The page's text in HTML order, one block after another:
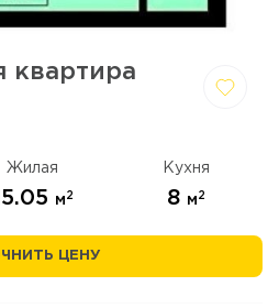
квартира
Жилая
м 2
Кухня
8 м 2
ЦЕНУ